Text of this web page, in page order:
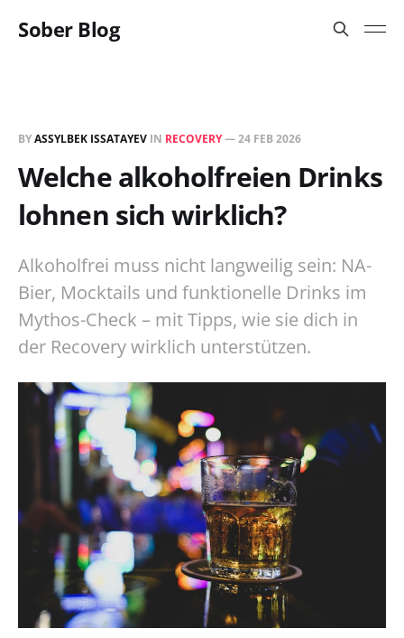
Sober Blog
BYASSYLBEK ISSATAYEV IN RECOVERY—24 FEB 2026
Welche alkoholfreien Drinks
lohnen sich wirklich?
Alkoholfrei muss nicht langweilig sein: NA-
Bier, Mocktails und funktionelle Drinks im
Mythos-Check – mit Tipps, wie sie dich in
der Recovery wirklich unterstützen.